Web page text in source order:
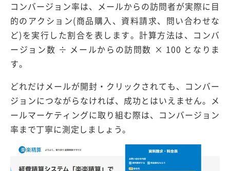
コンバージョン率は、メールからの訪問者が実際に目
的のアクション(商品購入、資料請求、問い合わせな
ど)を実行した割合を表します。計算方法は、コンバ
ージョン数 ÷ メールからの訪問数 × 100 となりま
す。
どれだけメールが開封・クリックされても、コンバー
ジョンにつながらなければ、成功とはいえません。メ
ールマーケティングに取り組む際は、コンバージョン
率まで丁寧に測定しましょう。